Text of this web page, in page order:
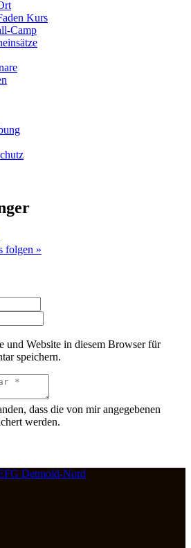
Kurs
Camp
folgen »
und Website in diesem Browser für
speichern.
dass die von mir angegebenen
werden.